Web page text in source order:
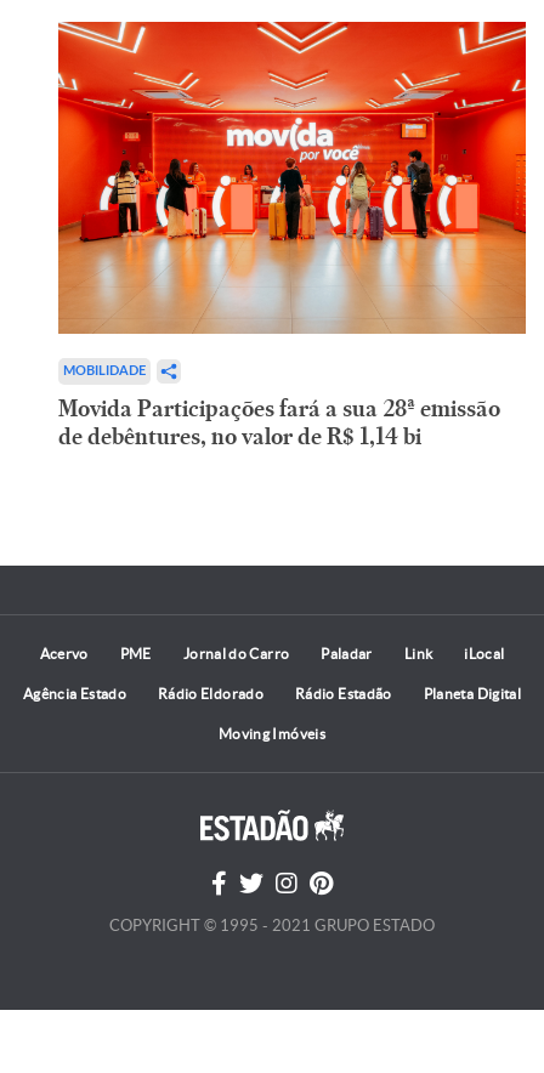
MOBILIDADE
Movida Participações fará a sua 28ª emissão
de debêntures, no valor de R$ 1,14 bi
Acervo PME Jornal do Carro Paladar Link iLocal
Agência Estado Rádio Eldorado Rádio Estadão Planeta Digital
Moving Imóveis
COPYRIGHT © 1995 - 2021 GRUPO ESTADO